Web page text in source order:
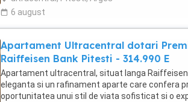
6 august
Apartament Ultracentral dotari
Raiffeisen Bank Pitesti - 314.990 E
Apartament ultracentral, situat langa Raiffeisen
eleganta si un rafinament aparte care confera
oportunitatea unui stil de viata sofisticat si o